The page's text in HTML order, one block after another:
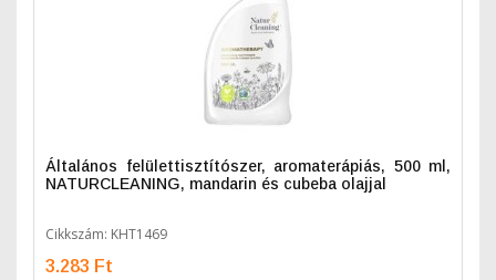
Általános felülettisztítószer, aromaterápiás, 500 ml,
NATURCLEANING, mandarin és cubeba olajjal
Cikkszám: KHT1469
3.283 Ft